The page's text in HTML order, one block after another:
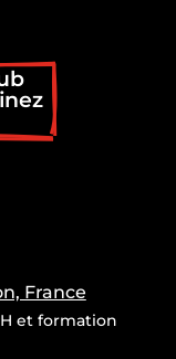
France
et formation